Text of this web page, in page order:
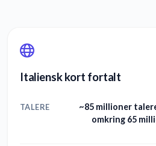
Italiensk kort fortalt
TALERE
~85 millioner
omkring 65